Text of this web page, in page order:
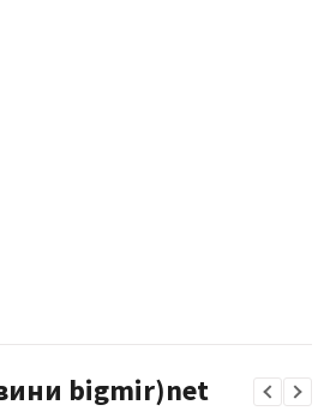
bigmir)net